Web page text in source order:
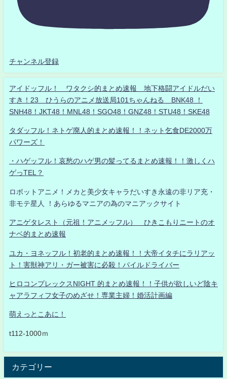
チャンネル登録
アイドッフル！ ワタクシ的まとめ速報 地下格闘アイドルだい
すき！23 ひうらのアニメ放送局101ちゃんねる BNK48 ！
SNH48！JKT48！MNL48！SGO48！GNZ48！STU48！SKE48
タダッフル！ネトゲ廃人的まとめ速報！！ネット乞食DE2000万
パワーズ！
・ハゲッフル！哀愁のハゲ男の髪ってるまとめ速報！！激しくハ
ゲっTEL？
ロボットアニメ！メカと美少女キャラだいすき永遠の非リア充・
非モテ星人 ！あらゆるマニアの為のマニアックサイト
アニゲタレスト（元祖！アニメッフル） ひきこもりニートのオ
ナベ的まとめ速報
ユカ・ヨネッフル！初老的まとめ速報！！大帝イタチにラリアッ
ト！害獣神アリ・ガー被害に必殺！パイルドライバー
ヒロコンプレックスNIGHT 的まとめ速報！！子供が欲しいど陰キ
ャアラフィフ女子のめざせ！専業主婦！婚活計画編
萌えっとこあに！
t112-1000ｍ
カテゴリー